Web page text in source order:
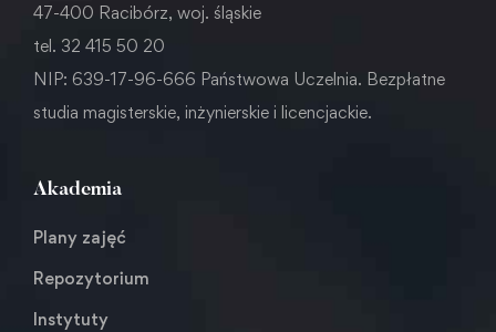
47-400 Racibórz, woj. śląskie
tel. 32 415 50 20
NIP: 639-17-96-666 Państwowa Uczelnia. Bezpłatne
studia magisterskie, inżynierskie i licencjackie.
Akademia
Plany zajęć
Repozytorium
Instytuty